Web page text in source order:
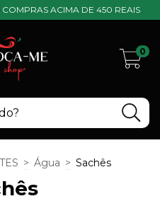
ACIMA DE 450 REAIS
0
> Água > Sachês